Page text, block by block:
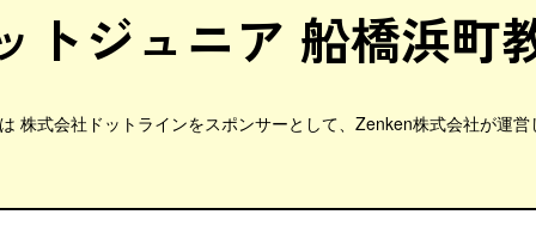
トジュニア 船橋浜町